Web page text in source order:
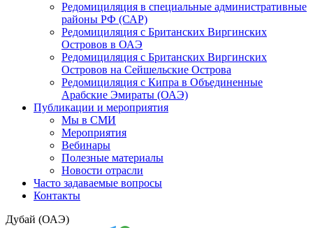
Редомициляция в специальные административные
районы РФ (САР)
Редомициляция с Британских Виргинских
Островов в ОАЭ
Редомициляция с Британских Виргинских
Островов на Сейшельские Острова
Редомициляция с Кипра в Объединенные
Арабские Эмираты (ОАЭ)
Публикации и мероприятия
Мы в СМИ
Мероприятия
Вебинары
Полезные материалы
Новости отрасли
Часто задаваемые вопросы
Контакты
Дубай (ОАЭ)